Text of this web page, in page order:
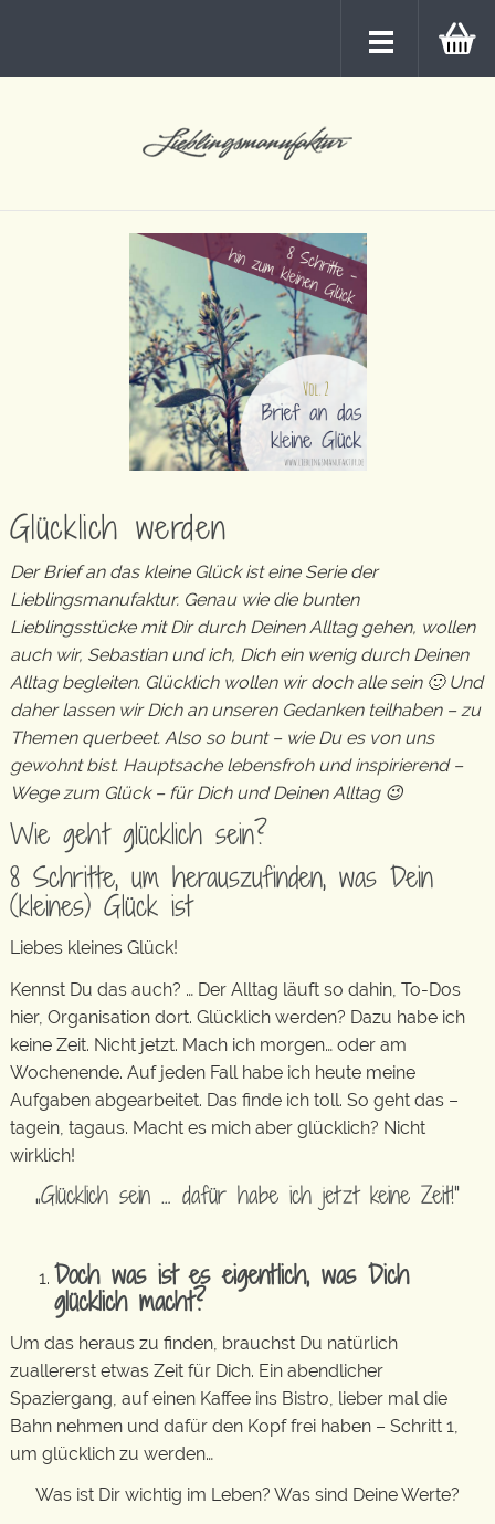
Glücklich werden
Der Brief an das kleine Glück ist eine Serie der
Lieblingsmanufaktur. Genau wie die bunten
Lieblingsstücke mit Dir durch Deinen Alltag gehen, wollen
auch wir, Sebastian und ich, Dich ein wenig durch Deinen
Alltag begleiten. Glücklich wollen wir doch alle sein 🙂 Und
daher lassen wir Dich an unseren Gedanken teilhaben – zu
Themen querbeet. Also so bunt – wie Du es von uns
gewohnt bist. Hauptsache lebensfroh und inspirierend –
Wege zum Glück – für Dich und Deinen Alltag 😉
Wie geht glücklich sein?
8 Schritte, um herauszufinden, was Dein
(kleines) Glück ist
Liebes kleines Glück!
Kennst Du das auch? … Der Alltag läuft so dahin, To-Dos
hier, Organisation dort. Glücklich werden? Dazu habe ich
keine Zeit. Nicht jetzt. Mach ich morgen… oder am
Wochenende. Auf jeden Fall habe ich heute meine
Aufgaben abgearbeitet. Das finde ich toll. So geht das –
tagein, tagaus. Macht es mich aber glücklich? Nicht
wirklich!
„Glücklich sein … dafür habe ich jetzt keine Zeit!“
Doch was ist es eigentlich, was Dich
glücklich macht?
Um das heraus zu finden, brauchst Du natürlich
zuallererst etwas Zeit für Dich. Ein abendlicher
Spaziergang, auf einen Kaffee ins Bistro, lieber mal die
Bahn nehmen und dafür den Kopf frei haben – Schritt 1,
um glücklich zu werden…
Was ist Dir wichtig im Leben? Was sind Deine Werte?